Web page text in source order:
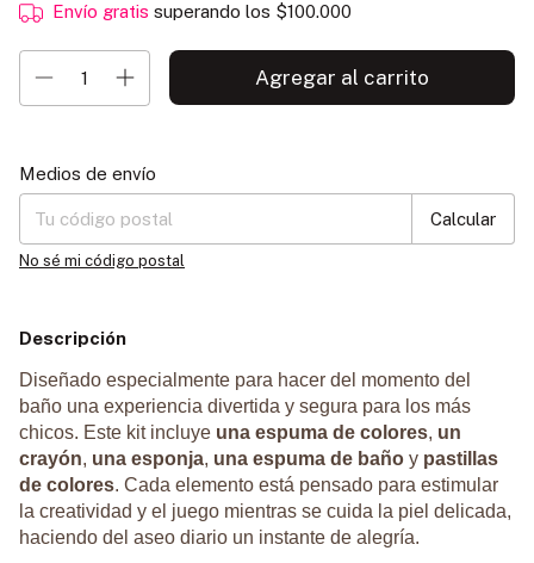
Envío gratis superando los $100.000
Entregas para el CP:
Medios de envío
Calcular
No sé mi código postal
Descripción
Diseñado especialmente para hacer del momento del
baño una experiencia divertida y segura para los más
chicos. Este kit incluye una espuma de colores, un
crayón, una esponja, una espuma de baño y pastillas
de colores. Cada elemento está pensado para estimular
la creatividad y el juego mientras se cuida la piel delicada,
haciendo del aseo diario un instante de alegría.